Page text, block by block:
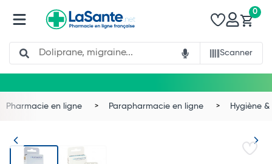
Search
Scanner
0
Pharmacie en ligne Parapharmacie en ligne Hygiène